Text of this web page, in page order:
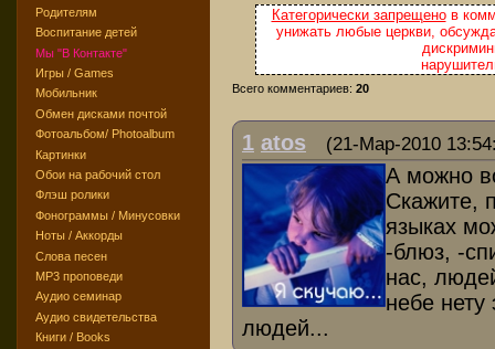
Родителям
Воспитание детей
Мы "В Контакте"
Игры / Games
Мобильник
Обмен дисками почтой
Фотоальбом/ Photoalbum
Картинки
Обои на рабочий стол
Флэш ролики
Фонограммы / Минусовки
Ноты / Аккорды
Слова песен
MP3 проповеди
Аудио семинар
Аудио свидетельства
Книги / Books
Категорически запрещенов
унижать любые церкви,
Всего комментариев: 20
1 atos (21-Мар-2010
А можно
Скажите,
языках
-блюз, -
нас,
небе нету
людей...